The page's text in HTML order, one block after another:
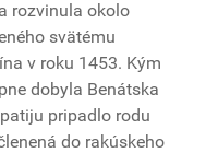
rozvinula okolo
svätému
v roku 1453. Kým
dobyla Benátska
pripadlo rodu
do rakúskeho